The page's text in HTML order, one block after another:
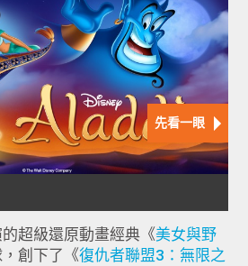
超級還原動畫經典《美女與野
創下了《復仇者聯盟3：無限之